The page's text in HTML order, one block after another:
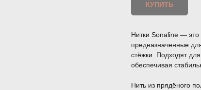
КУПИТЬ
Нитки Sonaline — это
предназначенные
стёжки. Подходят
обеспечивая
Нить из прядёного